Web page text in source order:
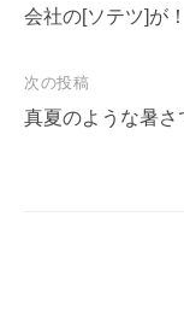
稿
ビ
ゲ
会社の[ソテツ]が
次の投稿
真夏のような暑さ